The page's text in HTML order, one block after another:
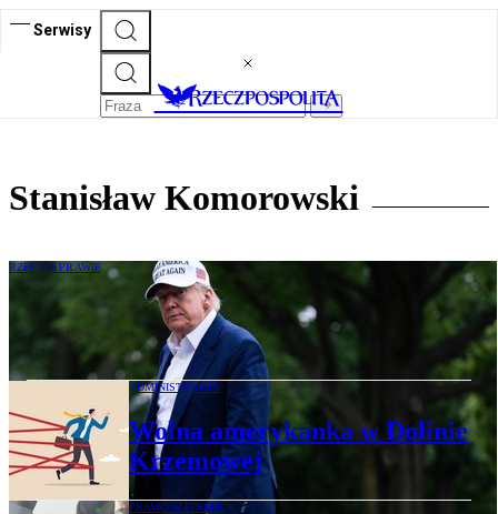
Serwisy
Stanisław Komorowski
RZECZ O PRAWIE
Stanisław Komorowski: Kryptowalutowy
raj Donalda Trumpa
ADMINISTRACJA
Wolna amerykanka w Dolinie
Krzemowej
PRAWO W FIRMIE